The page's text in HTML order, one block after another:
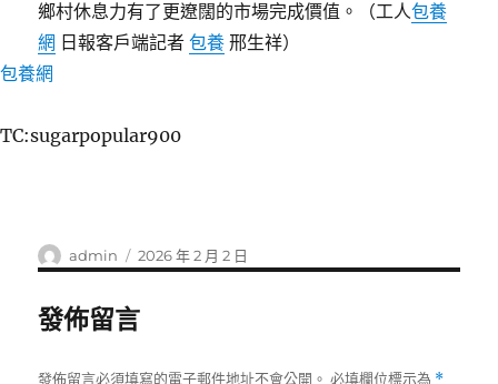
鄉村休息力有了更遼闊的市場完成價值。（工人包養
網 日報客戶端記者包養 邢生祥）
包養網
TC:sugarpopular900
作
者
admin
發
佈
2026 年 2 月 2 日
發佈留言
發佈留言必須填寫的電子郵件地址不會公開。 必填欄位標示為 *